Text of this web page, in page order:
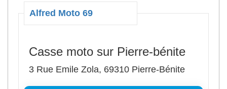
Alfred Moto 69
Casse moto sur Pierre-bénite
3 Rue Emile Zola, 69310 Pierre-Bénite